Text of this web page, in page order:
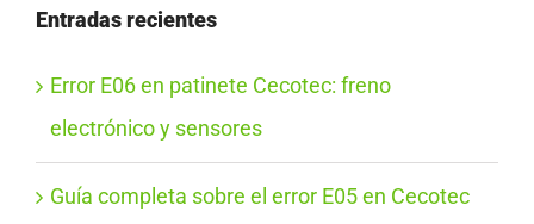
Entradas recientes
Error E06 en patinete Cecotec: freno
electrónico y sensores
Guía completa sobre el error E05 en Cecotec